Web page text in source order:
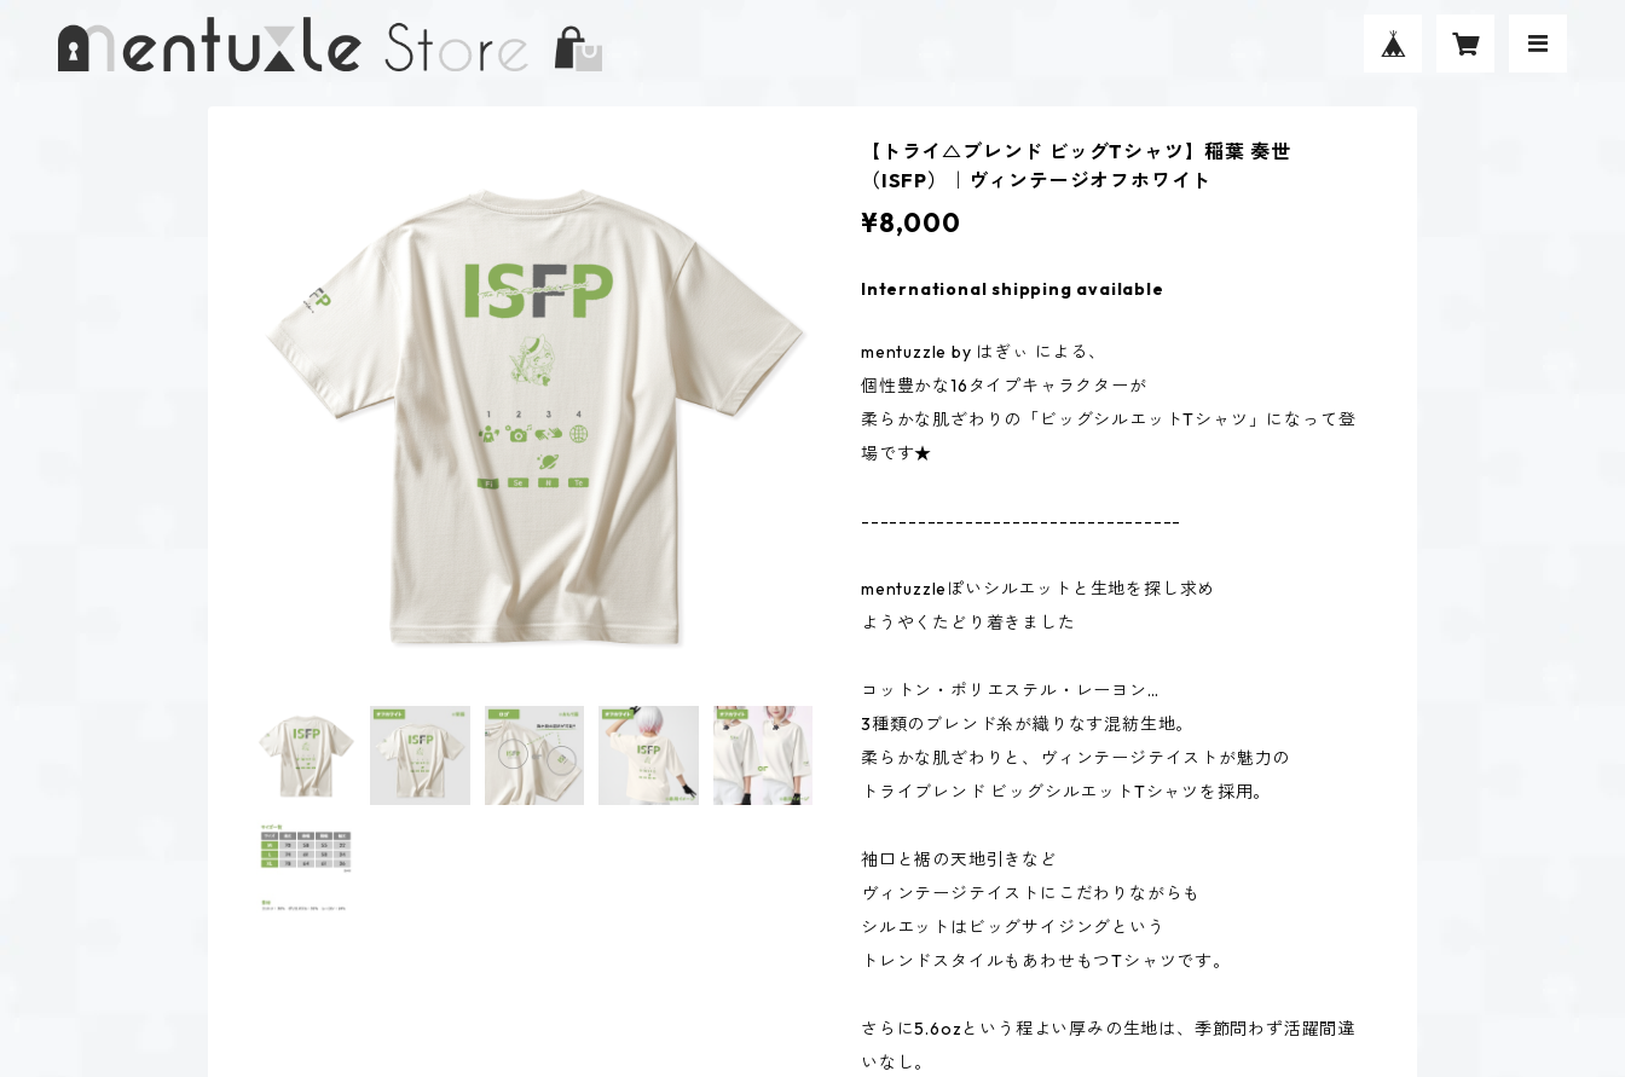
【トライ△ブレンド ビッグTシャツ】稲葉 奏世
（ISFP）｜ヴィンテージオフホワイト
¥8,000
International shipping available
mentuzzle by はぎぃ による、
個性豊かな16タイプキャラクターが
柔らかな肌ざわりの「ビッグシルエットTシャツ」になって登
場です★
----------------------------------
mentuzzleぽいシルエットと生地を探し求め
ようやくたどり着きました
コットン・ポリエステル・レーヨン…
3種類のブレンド糸が織りなす混紡生地。
柔らかな肌ざわりと、ヴィンテージテイストが魅力の
トライブレンド ビッグシルエットTシャツを採用。
袖口と裾の天地引きなど
ヴィンテージテイストにこだわりながらも
シルエットはビッグサイジングという
トレンドスタイルもあわせもつTシャツです。
さらに5.6ozという程よい厚みの生地は、季節問わず活躍間違
いなし。